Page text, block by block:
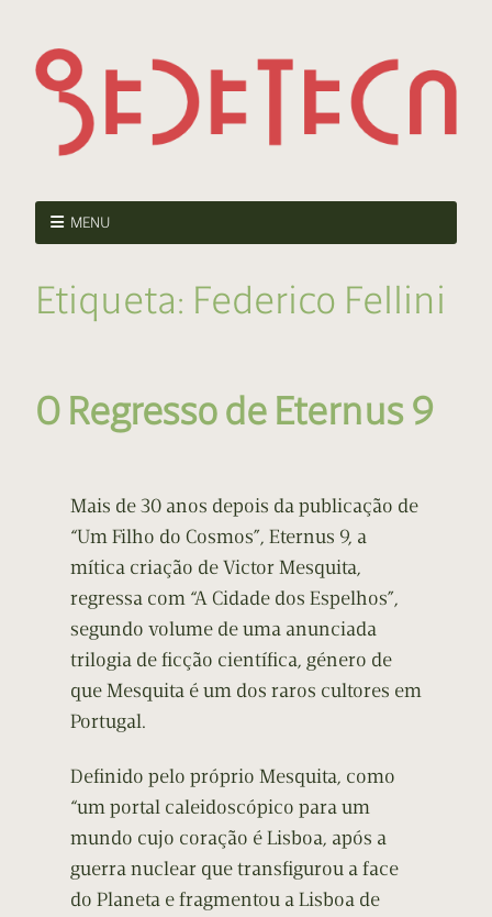
MENU
Etiqueta: Federico Fellini
O Regresso de Eternus 9
Mais de 30 anos depois da publicação de
“Um Filho do Cosmos”, Eternus 9, a
mítica criação de Victor Mesquita,
regressa com “A Cidade dos Espelhos”,
segundo volume de uma anunciada
trilogia de ficção científica, género de
que Mesquita é um dos raros cultores em
Portugal.
Definido pelo próprio Mesquita, como
“um portal caleidoscópico para um
mundo cujo coração é Lisboa, após a
guerra nuclear que transfigurou a face
do Planeta e fragmentou a Lisboa de